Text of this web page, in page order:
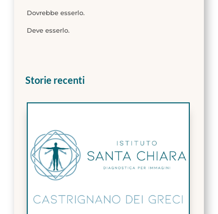
Dovrebbe esserlo.
Deve esserlo.
Storie recenti